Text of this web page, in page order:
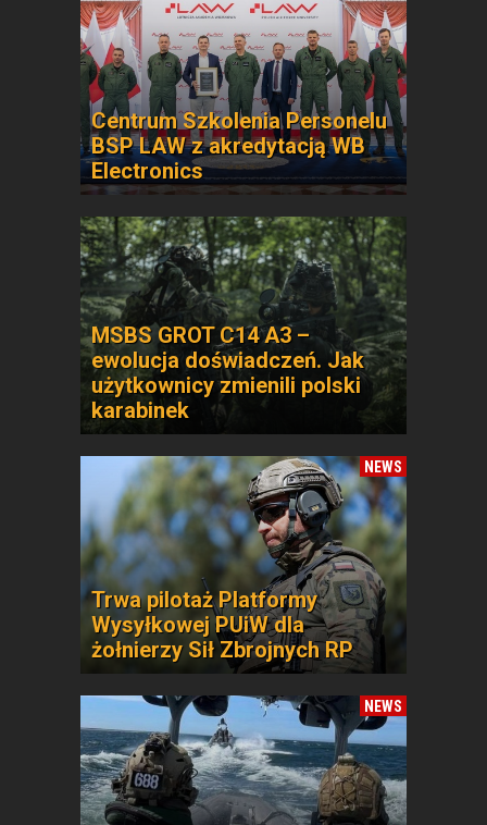
Centrum Szkolenia Personelu
BSP LAW z akredytacją WB
Electronics
MSBS GROT C14 A3 –
ewolucja doświadczeń. Jak
użytkownicy zmienili polski
karabinek
NEWS
Trwa pilotaż Platformy
Wysyłkowej PUiW dla
żołnierzy Sił Zbrojnych RP
NEWS